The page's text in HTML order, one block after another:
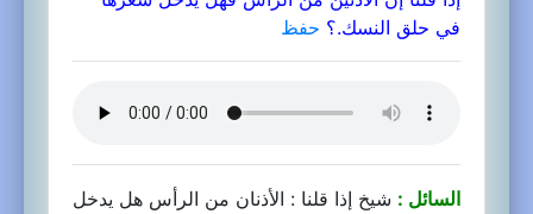
في حلق النسك.؟ حفظ
السائل : شيخ إذا قلنا : الأذنان من الرأس هل يدخل